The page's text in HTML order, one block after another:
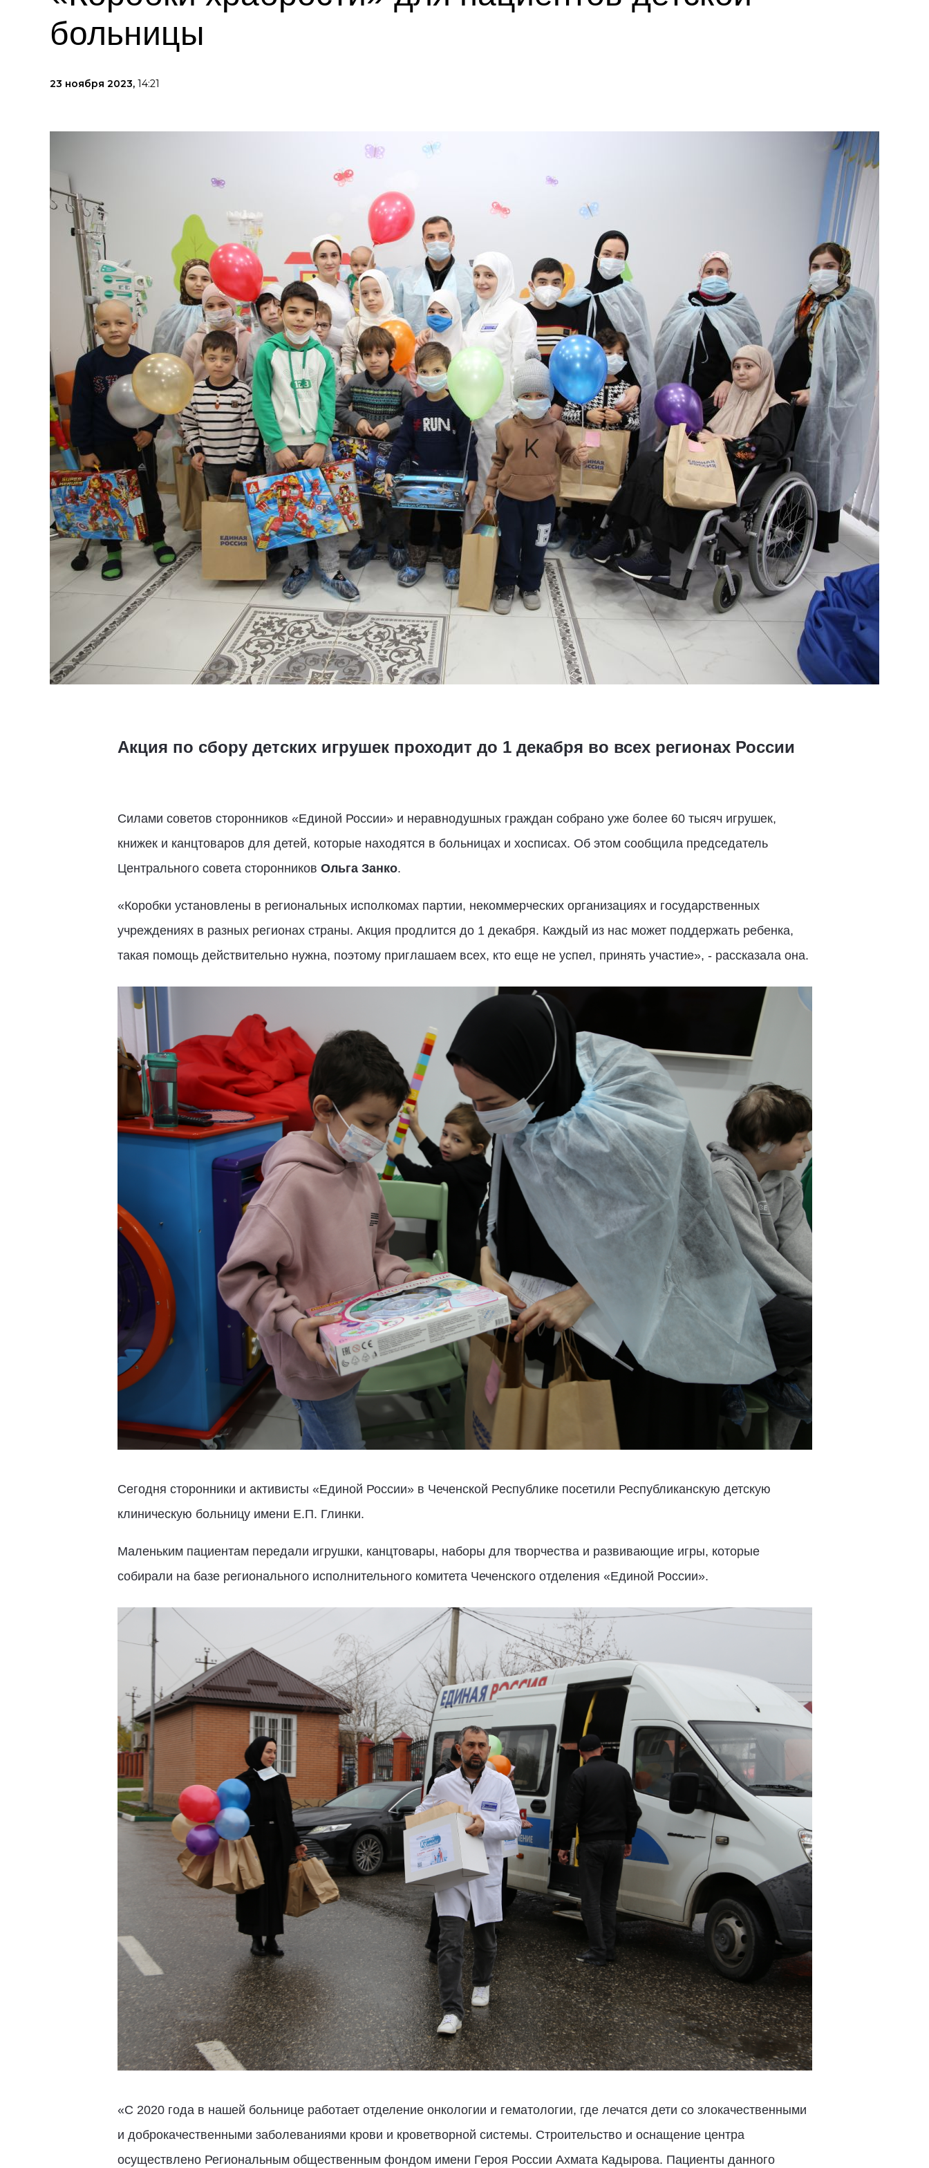
больницы
23 ноября 2023, 14:21
Акция по сбору детских игрушек проходит до 1 декабря во всех регионах России
Силами советов сторонников «Единой России» и неравнодушных граждан собрано уже более 60 тысяч игрушек,
книжек и канцтоваров для детей, которые находятся в больницах и хосписах. Об этом сообщила председатель
Центрального совета сторонников Ольга Занко.
«Коробки установлены в региональных исполкомах партии, некоммерческих организациях и государственных
учреждениях в разных регионах страны. Акция продлится до 1 декабря. Каждый из нас может поддержать ребенка,
такая помощь действительно нужна, поэтому приглашаем всех, кто еще не успел, принять участие», - рассказала она.
Сегодня сторонники и активисты «Единой России» в Чеченской Республике посетили Республиканскую детскую
клиническую больницу имени Е.П. Глинки.
Маленьким пациентам передали игрушки, канцтовары, наборы для творчества и развивающие игры, которые
собирали на базе регионального исполнительного комитета Чеченского отделения «Единой России».
«С 2020 года в нашей больнице работает отделение онкологии и гематологии, где лечатся дети со злокачественными
и доброкачественными заболеваниями крови и кроветворной системы. Строительство и оснащение центра
осуществлено Региональным общественным фондом имени Героя России Ахмата Кадырова. Пациенты данного